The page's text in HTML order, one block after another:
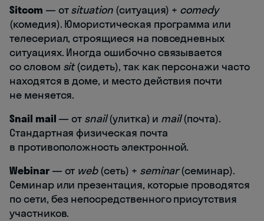
Sitcom — отsituation(ситуация) + comedy
(комедия). Юмористическая программа или
телесериал, строящиеся на повседневных
ситуациях. Иногда ошибочно связывается
со словом sit(сидеть), так как персонажи часто
находятся в доме, и место действия почти
не меняется.
Snail mail — от snail(улитка) и mail(почта).
Стандартная физическая почта
в противоположность электронной.
Webinar— от web(сеть) + seminar(семинар).
Семинар или презентация, которые проводятся
по сети, без непосредственного присутствия
участников.